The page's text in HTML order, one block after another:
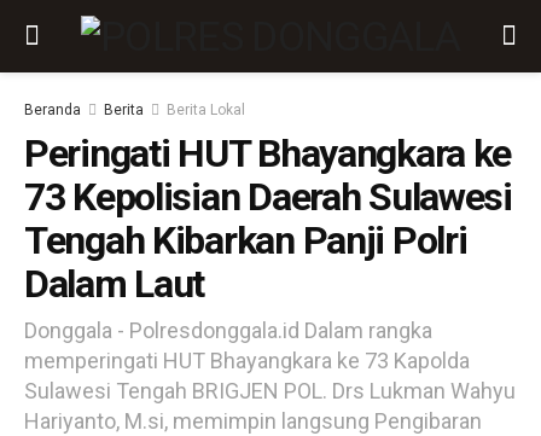
Beranda Berita Berita Lokal
Peringati HUT Bhayangkara ke
73 Kepolisian Daerah Sulawesi
Tengah Kibarkan Panji Polri
Dalam Laut
Donggala - Polresdonggala.id Dalam rangka
memperingati HUT Bhayangkara ke 73 Kapolda
Sulawesi Tengah BRIGJEN POL. Drs Lukman Wahyu
Hariyanto, M.si, memimpin langsung Pengibaran